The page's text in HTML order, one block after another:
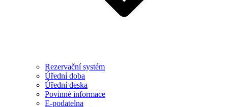
Rezervační systém
Úřední doba
Úřední deska
Povinné informace
E-podatelna